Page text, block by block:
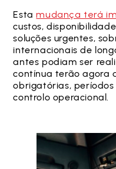
Estamudança terá
custos,
soluções urgentes,
internacionais de
antes podiam ser
contínua terão agora
obrigatórias,
controlo operacional.